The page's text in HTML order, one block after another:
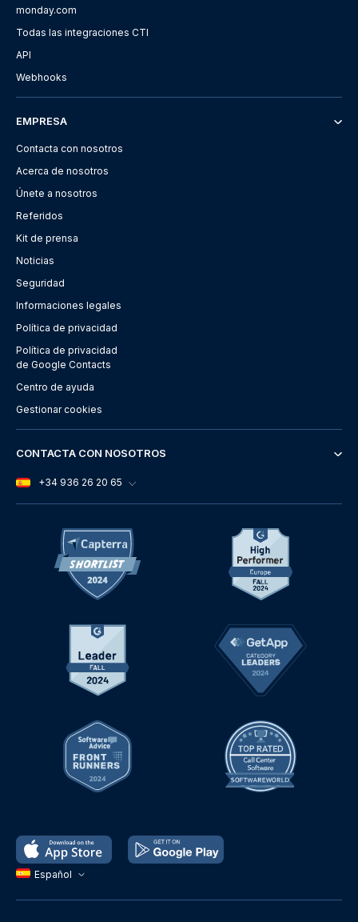
Español
monday.com
Todas las integraciones CTI
API
Webhooks
EMPRESA
Contacta con nosotros
Acerca de nosotros
Únete a nosotros
Referidos
Kit de prensa
Noticias
Seguridad
Informaciones legales
Política de privacidad
Política de privacidad
de Google Contacts
Centro de ayuda
Gestionar cookies
CONTACTA CON NOSOTROS
+34 936 26 20 65